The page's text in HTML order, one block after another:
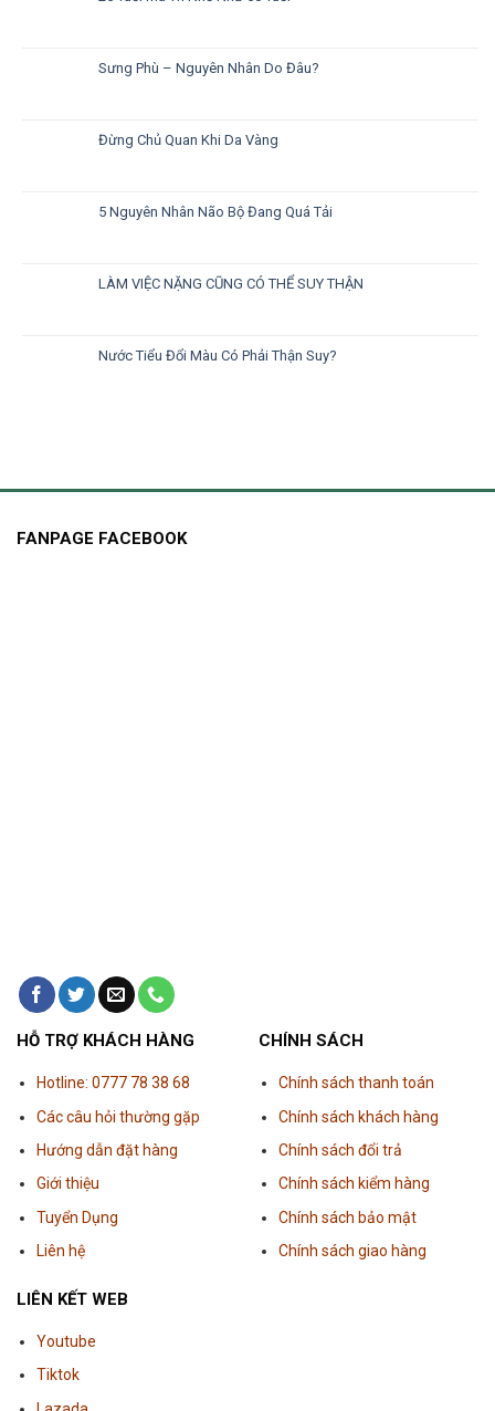
Sưng Phù – Nguyên Nhân Do Đâu?
Đừng Chủ Quan Khi Da Vàng
5 Nguyên Nhân Não Bộ Đang Quá Tải
LÀM VIỆC NẶNG CŨNG CÓ THỂ SUY THẬN
Nước Tiểu Đổi Màu Có Phải Thận Suy?
FANPAGE FACEBOOK
HỖ TRỢ KHÁCH HÀNG
Hotline: 0777 78 38 68
Các câu hỏi thường gặp
Hướng dẫn đặt hàng
Giới thiệu
Tuyển Dụng
Liên hệ
CHÍNH SÁCH
Chính sách thanh toán
Chính sách khách hàng
Chính sách đổi trả
Chính sách kiểm hàng
Chính sách bảo mật
Chính sách giao hàng
LIÊN KẾT WEB
Youtube
Tiktok